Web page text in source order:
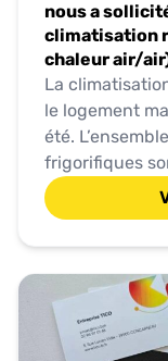
nous a
climatisation
chaleur air/
La
le logement
été.
frigorifiques